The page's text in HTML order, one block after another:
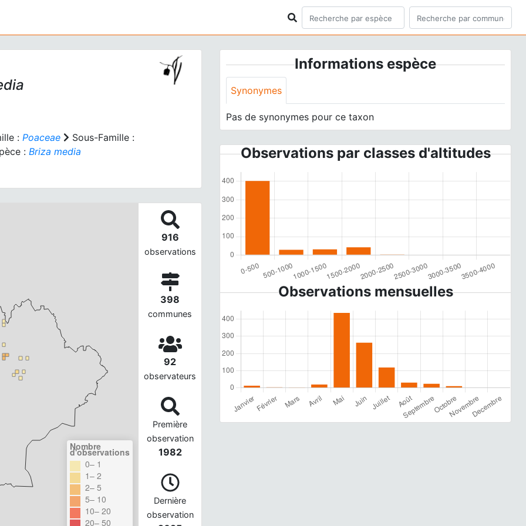
: Poaceae
Sous-Famille :
: Briza media
Nombre
d'observations
0– 1
1– 2
2– 5
5– 10
10– 20
20– 50
916
observations
398
communes
92
observateurs
Première
observation
1982
Dernière
observation
Informations espèce
Synonymes
Pas de synonymes pour ce taxon
Observations par classes d'altitudes
Observations mensuelles